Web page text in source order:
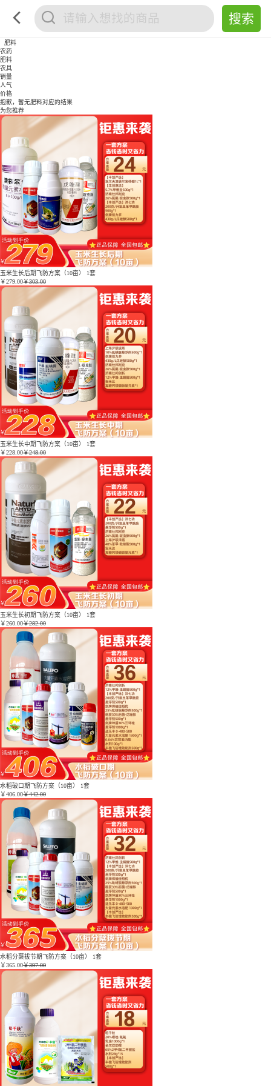
肥料
农药
肥料
农具
销量
人气
价格
抱歉，暂无肥料对应的结果
为您推荐
玉米生长后期飞防方案（10亩） 1套
￥279.00￥303.00
玉米生长中期飞防方案（10亩） 1套
￥228.00￥248.00
玉米生长初期飞防方案（10亩） 1套
￥260.00￥282.00
水稻破口期飞防方案（10亩） 1套
￥406.00￥442.00
水稻分蘖拔节期飞防方案（10亩） 1套
￥365.00￥397.00